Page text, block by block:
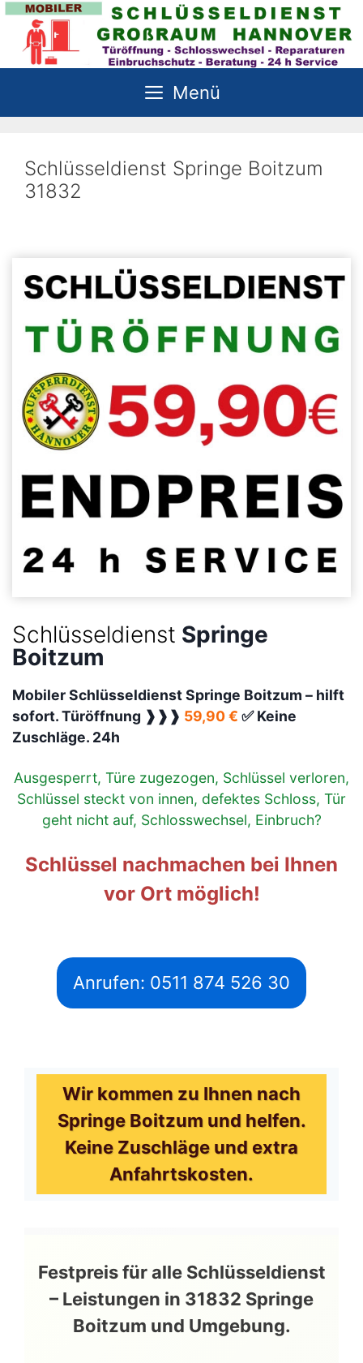
Zum
Inhalt
springen
Menü
Schlüsseldienst Springe Boitzum
31832
Schlüsseldienst Springe
Boitzum
Mobiler Schlüsseldienst Springe Boitzum – hilft
sofort. Türöffnung ❱❱❱ 59,90 € ✅ Keine
Zuschläge. 24h
Ausgesperrt, Türe zugezogen, Schlüssel verloren,
Schlüssel steckt von innen, defektes Schloss, Tür
geht nicht auf, Schlosswechsel, Einbruch?
Schlüssel nachmachen bei Ihnen
vor Ort möglich!
Anrufen: 0511 874 526 30
Wir kommen zu Ihnen nach
Springe Boitzum und helfen.
Keine Zuschläge und extra
Anfahrtskosten.
Festpreis für alle Schlüsseldienst
– Leistungen in 31832 Springe
Boitzum und Umgebung.